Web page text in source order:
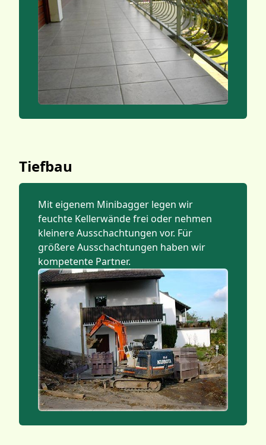
Tiefbau
Mit eigenem Minibagger legen wir
feuchte Kellerwände frei oder nehmen
kleinere Ausschachtungen vor. Für
größere Ausschachtungen haben wir
kompetente Partner.